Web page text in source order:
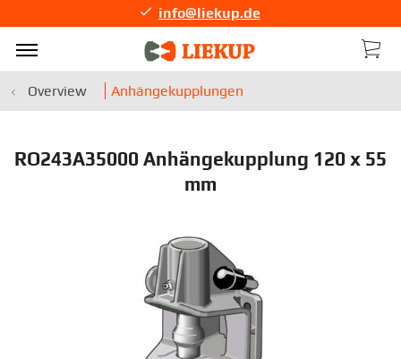
info@liekup.de
Overview Anhängekupplungen
RO243A35000 Anhängekupplung 120 x 55
mm